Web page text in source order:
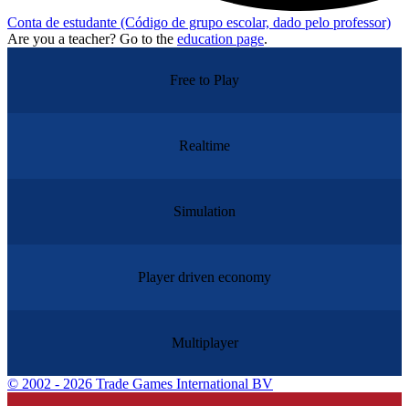
Conta de estudante (Código de grupo escolar, dado pelo professor)
Are you a teacher? Go to the education page.
Free to Play
Realtime
Simulation
Player driven economy
Multiplayer
© 2002 - 2026 Trade Games International BV